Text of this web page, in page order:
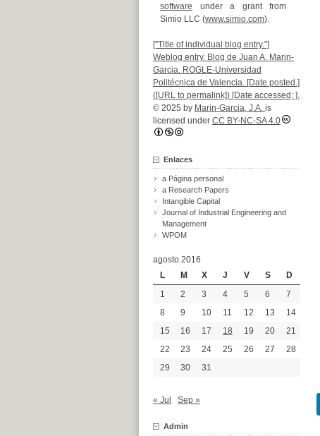
software under a grant from
Simio LLC (www.simio.com).
["Title of individual blog entry."]
Weblog entry. Blog de Juan A. Marin-
Garcia. ROGLE-Universidad
Politécnica de Valencia. [Date posted.]
([URL to permalink]) [Date accessed; ].
© 2025 by Marin-Garcia, J.A. is
licensed under CC BY-NC-SA 4.0
Enlaces
a Página personal
a Research Papers
Intangible Capital
Journal of Industrial Engineering and
Management
WPOM
agosto 2016
L
M X J V S
D
1
2 3 4 5 6
7
8
9 10 11 12 13
14
15
16 17 18 19 20
21
22
23 24 25 26 27
28
29
30 31
« Jul Sep »
Admin